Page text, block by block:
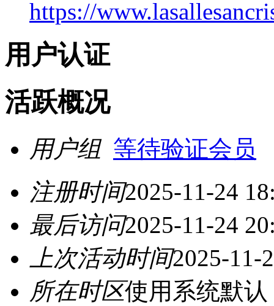
https://
用户认证
活跃概况
用户组 等待验证会员
注册时间2025-11-24
最后访问2025-11-24
上次活动时间2025-11-
所在时区使用系统默认